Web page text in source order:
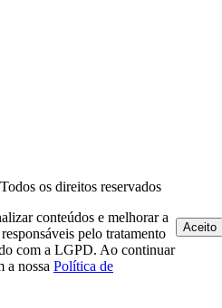
os direitos reservados
conteúdos e melhorar a
pelo tratamento
com a LGPD. Ao continuar
a nossa Política de
Aceito